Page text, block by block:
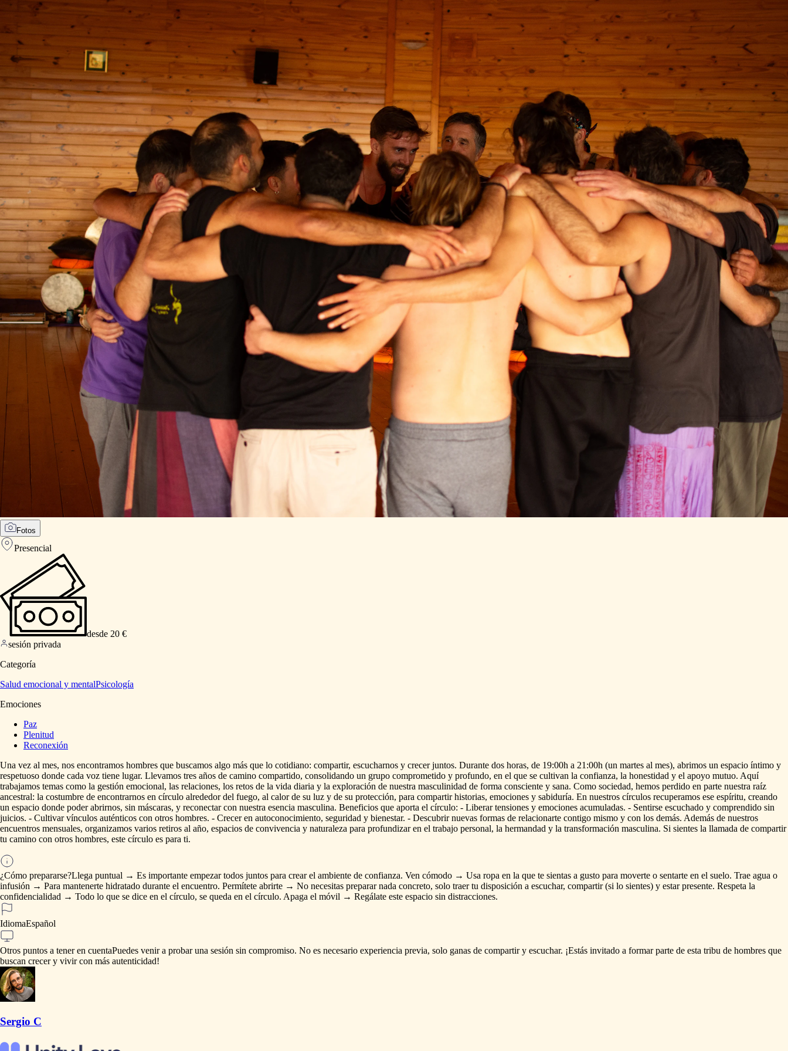
Fotos
Presencial
desde 20 €
sesión privada
Categoría
Salud emocional y mentalPsicología
Emociones
Paz
Plenitud
Reconexión
Una vez al mes, nos encontramos hombres que buscamos algo más que lo cotidiano: compartir, escucharnos y crecer juntos. Durante dos horas, de 19:00h a 21:00h (un martes al mes), abrimos un espacio íntimo y
respetuoso donde cada voz tiene lugar. Llevamos tres años de camino compartido, consolidando un grupo comprometido y profundo, en el que se cultivan la confianza, la honestidad y el apoyo mutuo. Aquí
trabajamos temas como la gestión emocional, las relaciones, los retos de la vida diaria y la exploración de nuestra masculinidad de forma consciente y sana. Como sociedad, hemos perdido en parte nuestra raíz
ancestral: la costumbre de encontrarnos en círculo alrededor del fuego, al calor de su luz y de su protección, para compartir historias, emociones y sabiduría. En nuestros círculos recuperamos ese espíritu, creando
un espacio donde poder abrirnos, sin máscaras, y reconectar con nuestra esencia masculina. Beneficios que aporta el círculo: - Liberar tensiones y emociones acumuladas. - Sentirse escuchado y comprendido sin
juicios. - Cultivar vínculos auténticos con otros hombres. - Crecer en autoconocimiento, seguridad y bienestar. - Descubrir nuevas formas de relacionarte contigo mismo y con los demás. Además de nuestros
encuentros mensuales, organizamos varios retiros al año, espacios de convivencia y naturaleza para profundizar en el trabajo personal, la hermandad y la transformación masculina. Si sientes la llamada de compartir
tu camino con otros hombres, este círculo es para ti.
¿Cómo prepararse?Llega puntual → Es importante empezar todos juntos para crear el ambiente de confianza. Ven cómodo → Usa ropa en la que te sientas a gusto para moverte o sentarte en el suelo. Trae agua o
infusión → Para mantenerte hidratado durante el encuentro. Permítete abrirte → No necesitas preparar nada concreto, solo traer tu disposición a escuchar, compartir (si lo sientes) y estar presente. Respeta la
confidencialidad → Todo lo que se dice en el círculo, se queda en el círculo. Apaga el móvil → Regálate este espacio sin distracciones.
IdiomaEspañol
Otros puntos a tener en cuentaPuedes venir a probar una sesión sin compromiso. No es necesario experiencia previa, solo ganas de compartir y escuchar. ¡Estás invitado a formar parte de esta tribu de hombres que
buscan crecer y vivir con más autenticidad!
Sergio C